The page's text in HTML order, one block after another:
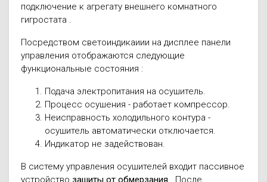
подключение к агрегату внешнего комнатного
гигростата .
Посредством светоиндикаиии на дисплее панели
управления отображаются следующие
функциональные состояния :
Подача электропитания на осушитель.
Процесс осушения - работает компрессор.
Неисправность холодильного контура -
осушитель автоматически отключается.
Индикатор не задействован.
В систему управления осушителей входит пассивное
устройство зашиты от обмерзания . После